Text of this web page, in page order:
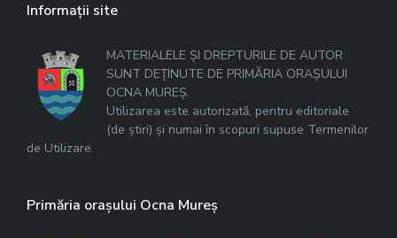
Informații site
MATERIALELE ȘI DREPTURILE DE AUTOR
SUNT DEȚINUTE DE PRIMĂRIA ORAȘULUI
OCNA MUREȘ.
Utilizarea este autorizată, pentru editoriale
(de știri) și numai în scopuri supuse Termenilor
de Utilizare.
Primăria orașului Ocna Mureș